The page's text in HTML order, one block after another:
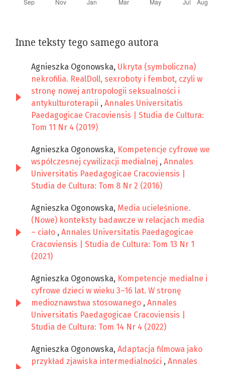
Inne teksty tego samego autora
Agnieszka Ogonowska, Ukryta (symboliczna)
nekrofilia. RealDoll, sexroboty i fembot, czyli w
stronę nowej antropologii seksualności i
antykulturoterapii , Annales Universitatis
Paedagogicae Cracoviensis | Studia de Cultura:
Tom 11 Nr 4 (2019)
Agnieszka Ogonowska, Kompetencje cyfrowe we
współczesnej cywilizacji medialnej , Annales
Universitatis Paedagogicae Cracoviensis |
Studia de Cultura: Tom 8 Nr 2 (2016)
Agnieszka Ogonowska, Media ucieleśnione.
(Nowe) konteksty badawcze w relacjach media
– ciało , Annales Universitatis Paedagogicae
Cracoviensis | Studia de Cultura: Tom 13 Nr 1
(2021)
Agnieszka Ogonowska, Kompetencje medialne i
cyfrowe dzieci w wieku 3–16 lat. W stronę
medioznawstwa stosowanego , Annales
Universitatis Paedagogicae Cracoviensis |
Studia de Cultura: Tom 14 Nr 4 (2022)
Agnieszka Ogonowska, Adaptacja filmowa jako
przykład zjawiska intermedialności , Annales